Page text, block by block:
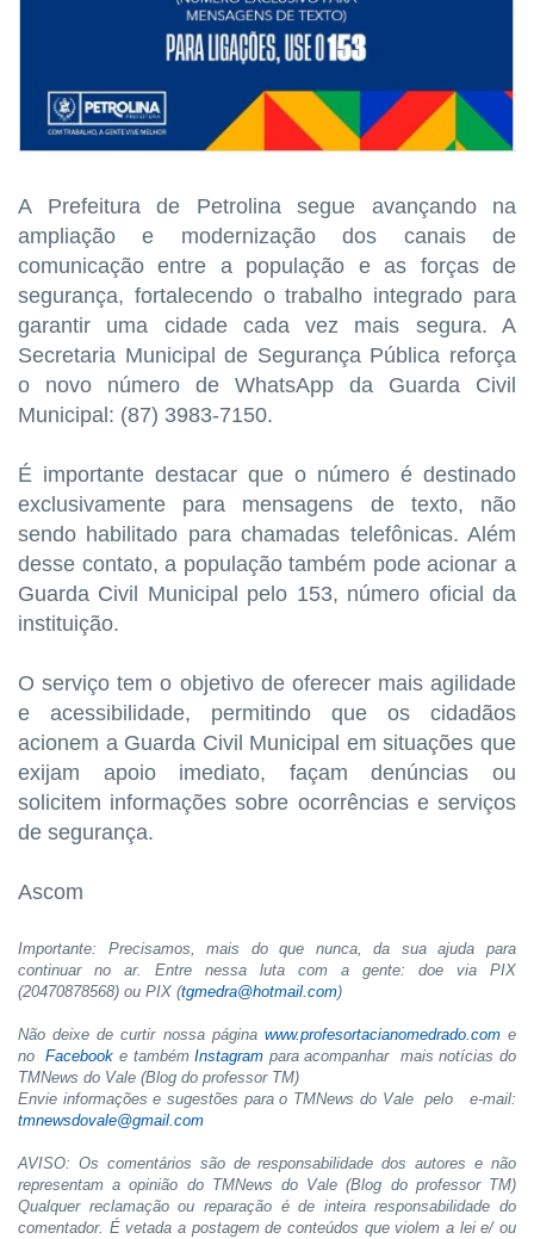
A Prefeitura de Petrolina segue avançando na
ampliação e modernização dos canais de
comunicação entre a população e as forças de
segurança, fortalecendo o trabalho integrado para
garantir uma cidade cada vez mais segura. A
Secretaria Municipal de Segurança Pública reforça
o novo número de WhatsApp da Guarda Civil
Municipal: (87) 3983-7150.
É importante destacar que o número é destinado
exclusivamente para mensagens de texto, não
sendo habilitado para chamadas telefônicas. Além
desse contato, a população também pode acionar a
Guarda Civil Municipal pelo 153, número oficial da
instituição.
O serviço tem o objetivo de oferecer mais agilidade
e acessibilidade, permitindo que os cidadãos
acionem a Guarda Civil Municipal em situações que
exijam apoio imediato, façam denúncias ou
solicitem informações sobre ocorrências e serviços
de segurança.
Ascom
Importante: Precisamos, mais do que nunca, da sua ajuda para
continuar no ar. Entre nessa luta com a gente: doe via PIX
(20470878568) ou PIX (tgmedra@hotmail.com)
Não deixe de curtir nossa página www.profesortacianomedrado.come
noFacebook e tambémInstagram para acompanhar mais notícias do
TMNews do Vale (Blog do professor TM)
Envie informações e sugestões para o TMNews do Vale pelo e-mail:
tmnewsdovale@gmail.com
AVISO: Os comentários são de responsabilidade dos autores e não
representam a opinião do TMNews do Vale (Blog do professor TM)
Qualquer reclamação ou reparação é de inteira responsabilidade do
comentador. É vetada a postagem de conteúdos que violem a lei e/ ou